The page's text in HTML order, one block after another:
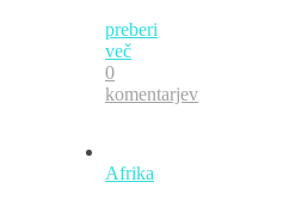
preberi
več
0
komentarjev
Afrika